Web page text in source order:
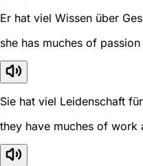
Er hat viel Wissen über
she has muches of
Sie hat viel Leidenschaft
they have muches of work